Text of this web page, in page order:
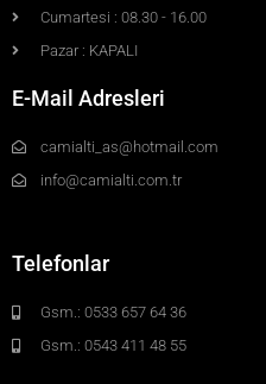
Cumartesi : 08.30 - 16.00
Pazar : KAPALI
E-Mail Adresleri
camialti_as@hotmail.com
info@camialti.com.tr
Telefonlar
Gsm.: 0533 657 64 36
Gsm.: 0543 411 48 55